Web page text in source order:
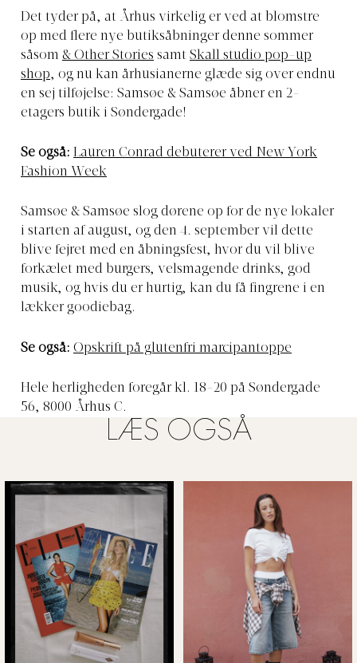
Det tyder på, at Århus virkelig er ved at blomstre
op med flere nye butiksåbninger denne sommer
såsom & Other Stories samt Skall studio pop-up
shop, og nu kan århusianerne glæde sig over endnu
en sej tilføjelse: Samsøe & Samsøe åbner en 2-
etagers butik i Søndergade!
Se også: Lauren Conrad debuterer ved New York
Fashion Week
Samsøe & Samsøe slog dørene op for de nye lokaler
i starten af august, og den 4. september vil dette
blive fejret med en åbningsfest, hvor du vil blive
forkælet med burgers, velsmagende drinks, god
musik, og hvis du er hurtig, kan du få fingrene i en
lækker goodiebag.
Se også: Opskrift på glutenfri marcipantoppe
Hele herligheden foregår kl. 18-20 på Søndergade
56, 8000 Århus C.
LÆS OGSÅ